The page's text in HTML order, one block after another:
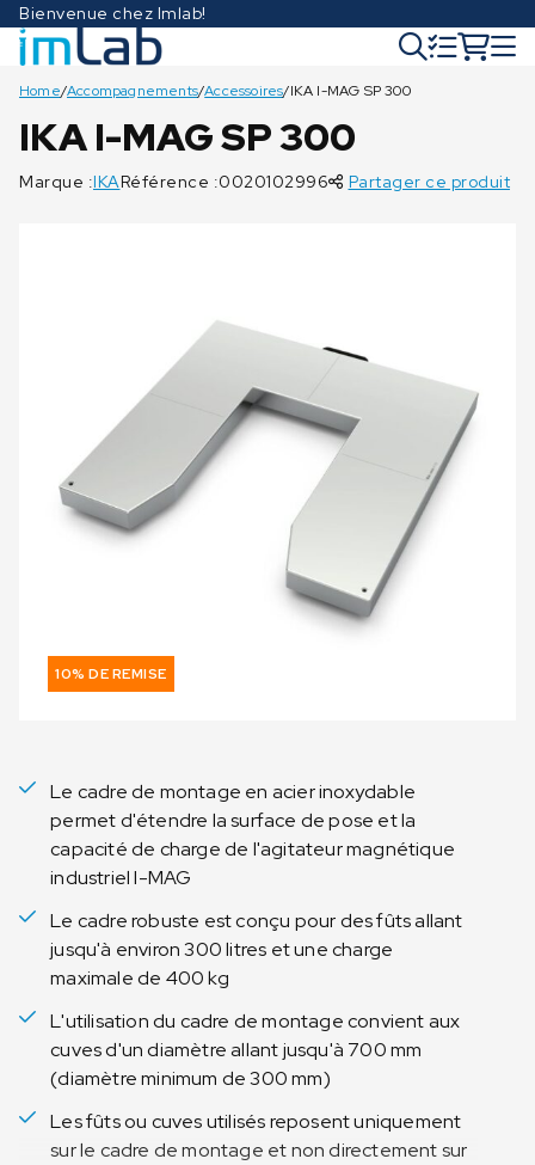
Bienvenue chez Imlab!
Home/Accompagnements/Accessoires/IKA I-MAG SP 300
IKA I-MAG SP 300
Marque :IKARéférence :0020102996 Partager ce produit
10% DE REMISE
Le cadre de montage en acier inoxydable
permet d'étendre la surface de pose et la
capacité de charge de l'agitateur magnétique
industriel I-MAG
Le cadre robuste est conçu pour des fûts allant
jusqu'à environ 300 litres et une charge
maximale de 400 kg
L'utilisation du cadre de montage convient aux
cuves d'un diamètre allant jusqu'à 700 mm
(diamètre minimum de 300 mm)
Les fûts ou cuves utilisés reposent uniquement
sur le cadre de montage et non directement sur